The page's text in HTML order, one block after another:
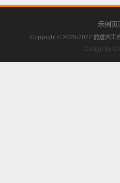
示例页
Copyright © 2020-2022 前进四工
Design By